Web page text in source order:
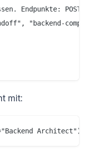
Endpunkte:
"backend-
mit: